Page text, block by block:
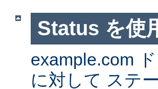
Status を使
example.com
に対して ステ